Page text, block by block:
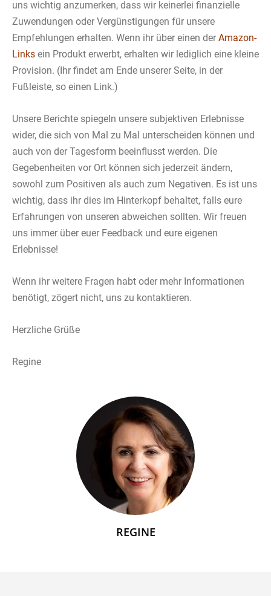
uns wichtig anzumerken, dass wir keinerlei finanzielle
Zuwendungen oder Vergünstigungen für unsere
Empfehlungen erhalten. Wenn ihr über einen der Amazon-
Links ein Produkt erwerbt, erhalten wir lediglich eine kleine
Provision. (Ihr findet am Ende unserer Seite, in der
Fußleiste, so einen Link.)
Unsere Berichte spiegeln unsere subjektiven Erlebnisse
wider, die sich von Mal zu Mal unterscheiden können und
auch von der Tagesform beeinflusst werden. Die
Gegebenheiten vor Ort können sich jederzeit ändern,
sowohl zum Positiven als auch zum Negativen. Es ist uns
wichtig, dass ihr dies im Hinterkopf behaltet, falls eure
Erfahrungen von unseren abweichen sollten. Wir freuen
uns immer über euer Feedback und eure eigenen
Erlebnisse!
Wenn ihr weitere Fragen habt oder mehr Informationen
benötigt, zögert nicht, uns zu kontaktieren.
Herzliche Grüße
Regine
REGINE